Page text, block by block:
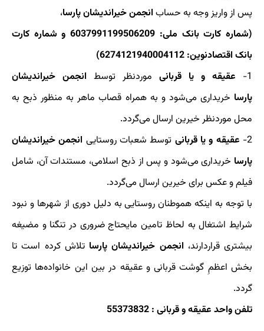
پس از واریز وجه به حساب انجمن خیراندیشان پارسا،
(شماره کارت بانک ملی: 6037991199506209 و شماره کارت
بانک اقتصادنوین: 6274121940004112)
1-
عقیقه و یا قربانی موردنظر توسط انجمن خیراندیشان
پارسا خریداری می‌شود و به همراه قصاب ماهر به منظور ذبح به
محل موردنظر خیرین ارسال می‌گردد.
2- عقیقه و یا قربانی توسط شعبات روستایی انجمن خیراندیشان
پارسا خریداری می‌شود و پس از ذبح اسلامی، مستندات آن، شامل
فیلم و عکس برای خیرین ارسال می‌گردد.
با توجه به اینکه هموطنان روستایی به دلیل دوری از شهرها و نبود
شرایط اشتغال به لحاظ تامین مایحتاج ضروری در تنگنا و مضیغه
بیشتری قراردارند، انجمن خیراندیشان پارسا تلاش کرده است تا
بخش اعظمِ گوشت قربانی و عقیقه در بین این خانواده‌ها توزیع
گردد.
تلفن واحد عقیقه و قربانی : 55373832